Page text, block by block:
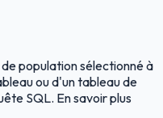
population sélectionné à
ou d'un tableau de
SQL. En savoir plus